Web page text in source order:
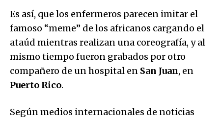
Es así, que los enfermeros parecen imitar el
famoso “meme” de los africanos cargando el
ataúd mientras realizan una coreografía, y al
mismo tiempo fueron grabados por otro
compañero de un hospital en San Juan, en
Puerto Rico.
Según medios internacionales de noticias